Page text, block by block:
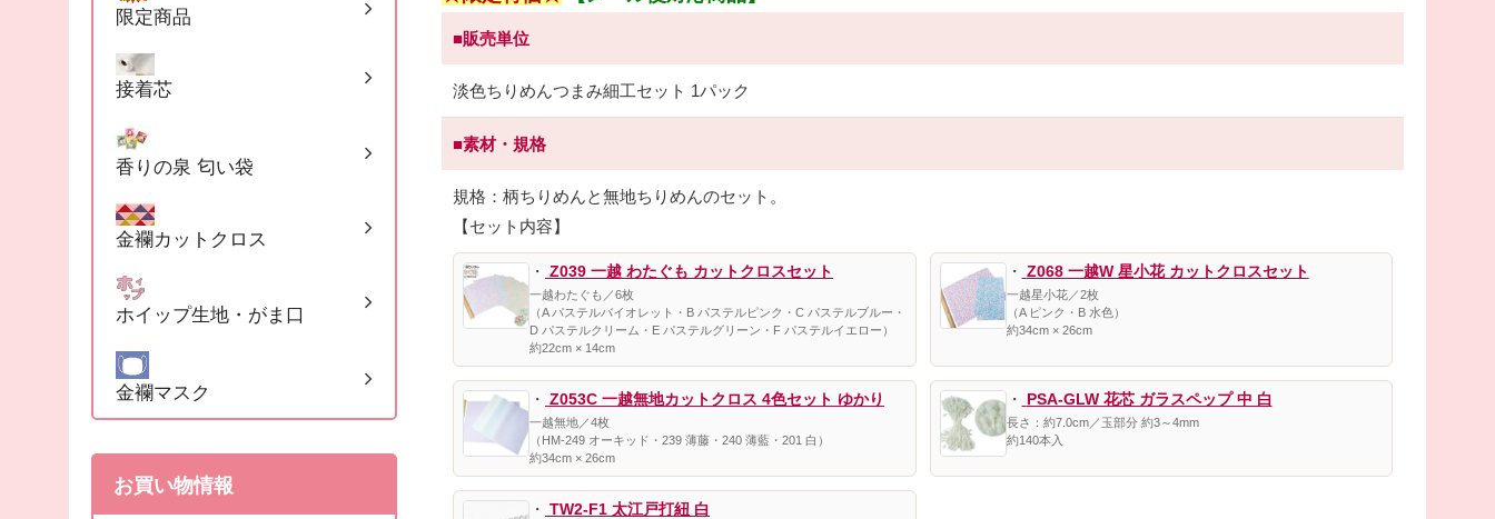
■販売単位
淡色ちりめんつまみ細工セット 1パック
■素材・規格
規格：柄ちりめんと無地ちりめんのセット。
【セット内容】
・ Z039 一越 わたぐも カットクロスセット
一越わたぐも／6枚
（A パステルバイオレット・B パステルピンク・C パステルブルー・
D パステルクリーム・E パステルグリーン・F パステルイエロー）
約22cm × 14cm
・ Z068 一越W 星小花 カットクロスセット
一越星小花／2枚
（A ピンク・B 水色）
約34cm × 26cm
・ Z053C 一越無地カットクロス 4色セット ゆかり
一越無地／4枚
（HM-249 オーキッド・239 薄藤・240 薄藍・201 白）
約34cm × 26cm
・ PSA-GLW 花芯 ガラスペップ 中 白
長さ：約7.0cm／玉部分 約3～4mm
約140本入
・ TW2-F1 太江戸打紐 白
限定商品
接着芯
香りの泉 匂い袋
金襴カットクロス
ホイップ生地・がま口
金襴マスク
お買い物情報